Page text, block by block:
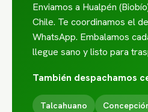
Enviamos a Hualpén
Chile. Te coordinamos el
WhatsApp. Embalamos
llegue sano y listo para
También despachamos
Talcahuano